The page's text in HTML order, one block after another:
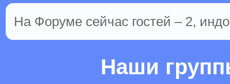
На Форуме сейчас гостей – 2,
Наши